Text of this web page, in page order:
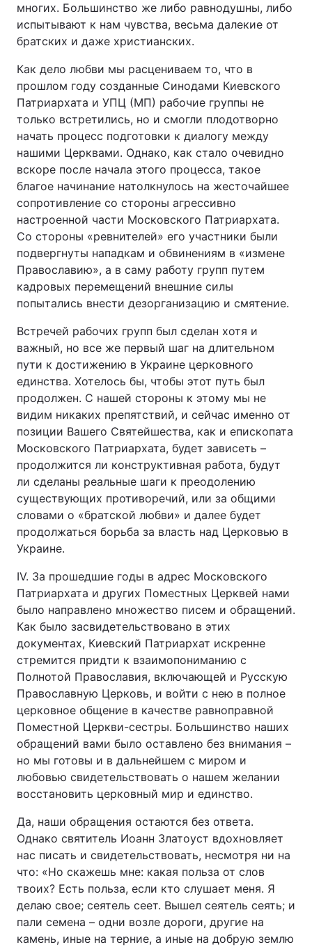
многих. Большинство же либо равнодушны, либо
испытывают к нам чувства, весьма далекие от
братских и даже христианских.
Как дело любви мы расцениваем то, что в
прошлом году созданные Синодами Киевского
Патриархата и УПЦ (МП) рабочие группы не
только встретились, но и смогли плодотворно
начать процесс подготовки к диалогу между
нашими Церквами. Однако, как стало очевидно
вскоре после начала этого процесса, такое
благое начинание натолкнулось на жесточайшее
сопротивление со стороны агрессивно
настроенной части Московского Патриархата.
Со стороны «ревнителей» его участники были
подвергнуты нападкам и обвинениям в «измене
Православию», а в саму работу групп путем
кадровых перемещений внешние силы
попытались внести дезорганизацию и смятение.
Встречей рабочих групп был сделан хотя и
важный, но все же первый шаг на длительном
пути к достижению в Украине церковного
единства. Хотелось бы, чтобы этот путь был
продолжен. С нашей стороны к этому мы не
видим никаких препятствий, и сейчас именно от
позиции Вашего Святейшества, как и епископата
Московского Патриархата, будет зависеть –
продолжится ли конструктивная работа, будут
ли сделаны реальные шаги к преодолению
существующих противоречий, или за общими
словами о «братской любви» и далее будет
продолжаться борьба за власть над Церковью в
Украине.
IV. За прошедшие годы в адрес Московского
Патриархата и других Поместных Церквей нами
было направлено множество писем и обращений.
Как было засвидетельствовано в этих
документах, Киевский Патриархат искренне
стремится придти к взаимопониманию с
Полнотой Православия, включающей и Русскую
Православную Церковь, и войти с нею в полное
церковное общение в качестве равноправной
Поместной Церкви-сестры. Большинство наших
обращений вами было оставлено без внимания –
но мы готовы и в дальнейшем с миром и
любовью свидетельствовать о нашем желании
восстановить церковный мир и единство.
Да, наши обращения остаются без ответа.
Однако святитель Иоанн Златоуст вдохновляет
нас писать и свидетельствовать, несмотря ни на
что: «Но скажешь мне: какая польза от слов
твоих? Есть польза, если кто слушает меня. Я
делаю свое; сеятель сеет. Вышел сеятель сеять; и
пали семена – одни возле дороги, другие на
камень, иные на терние, а иные на добрую землю